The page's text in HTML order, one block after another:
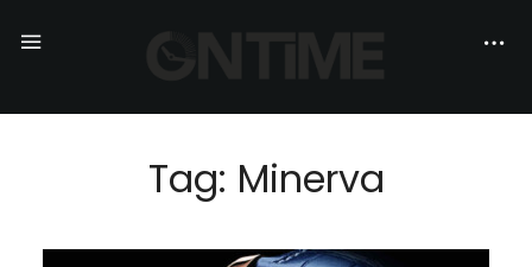
Tag: Minerva